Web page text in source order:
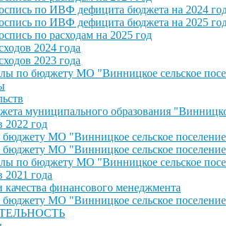
по ИВФ дефицита бюджета на 2024
по ИВФ дефицита бюджета на 2025
по расходам на 2025 год
2024 года
2023 года
по бюджету МО "Винницкое сельское
муниципального образования
2022 год
МО "Винницкое сельское
МО "Винницкое сельское
по бюджету МО "Винницкое сельское
2021 года
качества финансового менеджмента
МО "Винницкое сельское